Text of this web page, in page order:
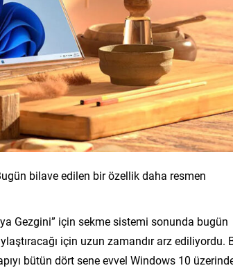
bilave edilen bir özellik daha resmen
Gezgini” için sekme sistemi sonunda bugün
için uzun zamandır arz ediliyordu.
bütün dört sene evvel Windows 10